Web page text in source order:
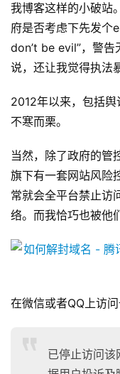
我博客这样的小破站
府是否考虑下先发个
don’t be evil”，警
说，还让我觉得执法
2012年以来，包括
不寒而栗。
当然，除了政府的管
旗下有一套网站风险
常就会全平台禁止访
络。而我恰巧也被他
在微信或者QQ上访问
已停止访问该